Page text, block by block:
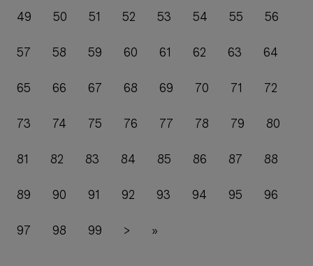
49 50 51 52 53 54 55 56
57 58 59 60 61 62 63 64
65 66 67 68 69 70 71 72
73 74 75 76 77 78 79 80
81 82 83 84 85 86 87 88
89 90 91 92 93 94 95 96
97 98 99 > »